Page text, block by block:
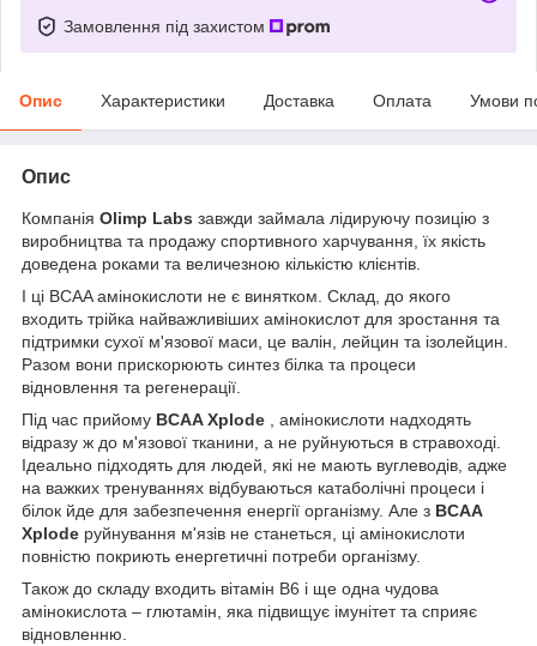
Замовлення під захистом
Опис Характеристики Доставка Оплата Умови
Опис
Компанія Olimp Labs завжди займала лідируючу позицію з
виробництва та продажу спортивного харчування, їх якість
доведена роками та величезною кількістю клієнтів.
І ці BCAA амінокислоти не є винятком. Склад, до якого
входить трійка найважливіших амінокислот для зростання та
підтримки сухої м'язової маси, це валін, лейцин та ізолейцин.
Разом вони прискорюють синтез білка та процеси
відновлення та регенерації.
Під час прийому BCAA Xplode , амінокислоти надходять
відразу ж до м'язової тканини, а не руйнуються в стравоході.
Ідеально підходять для людей, які не мають вуглеводів, адже
на важких тренуваннях відбуваються катаболічні процеси і
білок йде для забезпечення енергії організму. Але з BCAA
Xplode руйнування м'язів не станеться, ці амінокислоти
повністю покриють енергетичні потреби організму.
Також до складу входить вітамін B6 і ще одна чудова
амінокислота – глютамін, яка підвищує імунітет та сприяє
відновленню.